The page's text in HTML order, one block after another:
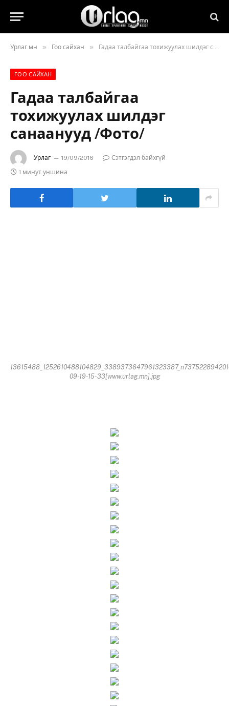
Урлаг.мн » Гоо сайхан » Гадаа талбайгаа тохижуулах шилдэг санаанууд /Фото/
ГОО САЙХАН
Гадаа талбайгаа
тохижуулах шилдэг
санаанууд /Фото/
Урлаг 19/09/2016
Сэтгэгдэл байхгүй
1 минут уншина
09-19-15-33[www.urlag.mn].jpg